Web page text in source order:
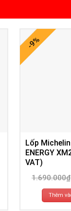
-9%
Lốp
ENERGY
VAT)
1.690.000₫
Thêm